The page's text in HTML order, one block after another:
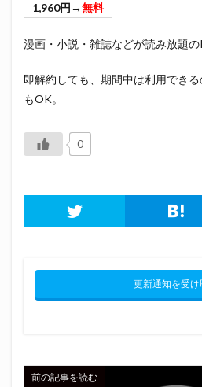
1,960円→無料
漫画・小説・雑誌などが読み放題の
即解約しても、期間中は利用でき
もOK。
0
更新通知を受け
前の記事を読む